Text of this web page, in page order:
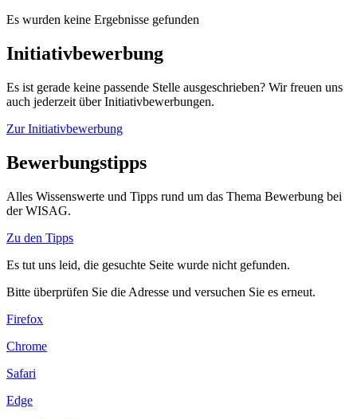
Es wurden keine Ergebnisse gefunden
Initiativbewerbung
Es ist gerade keine passende Stelle ausgeschrieben? Wir freuen uns
auch jederzeit über Initiativbewerbungen.
Zur Initiativbewerbung
Bewerbungstipps
Alles Wissenswerte und Tipps rund um das Thema Bewerbung bei
der WISAG.
Zu den Tipps
Es tut uns leid, die gesuchte Seite wurde nicht gefunden.
Bitte überprüfen Sie die Adresse und versuchen Sie es erneut.
Firefox
Chrome
Safari
Edge